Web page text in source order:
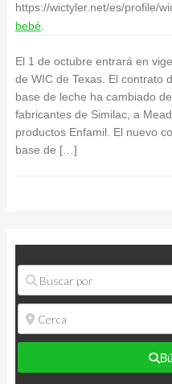
https://wictyler.net/es/profile/
bebé.
El 1 de octubre entrará en
de WIC de Texas. El contrato
base de leche ha cambiado
fabricantes de Similac, a
productos Enfamil. El nuevo
base de […]